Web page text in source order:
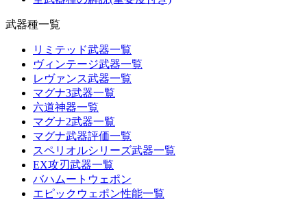
武器種一覧
リミテッド武器一覧
ヴィンテージ武器一覧
レヴァンス武器一覧
マグナ3武器一覧
六道神器一覧
マグナ2武器一覧
マグナ武器評価一覧
スペリオルシリーズ武器一覧
EX攻刃武器一覧
バハムートウェポン
エピックウェポン性能一覧